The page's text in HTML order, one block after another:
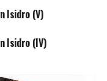
Isidro (V)
Isidro (IV)